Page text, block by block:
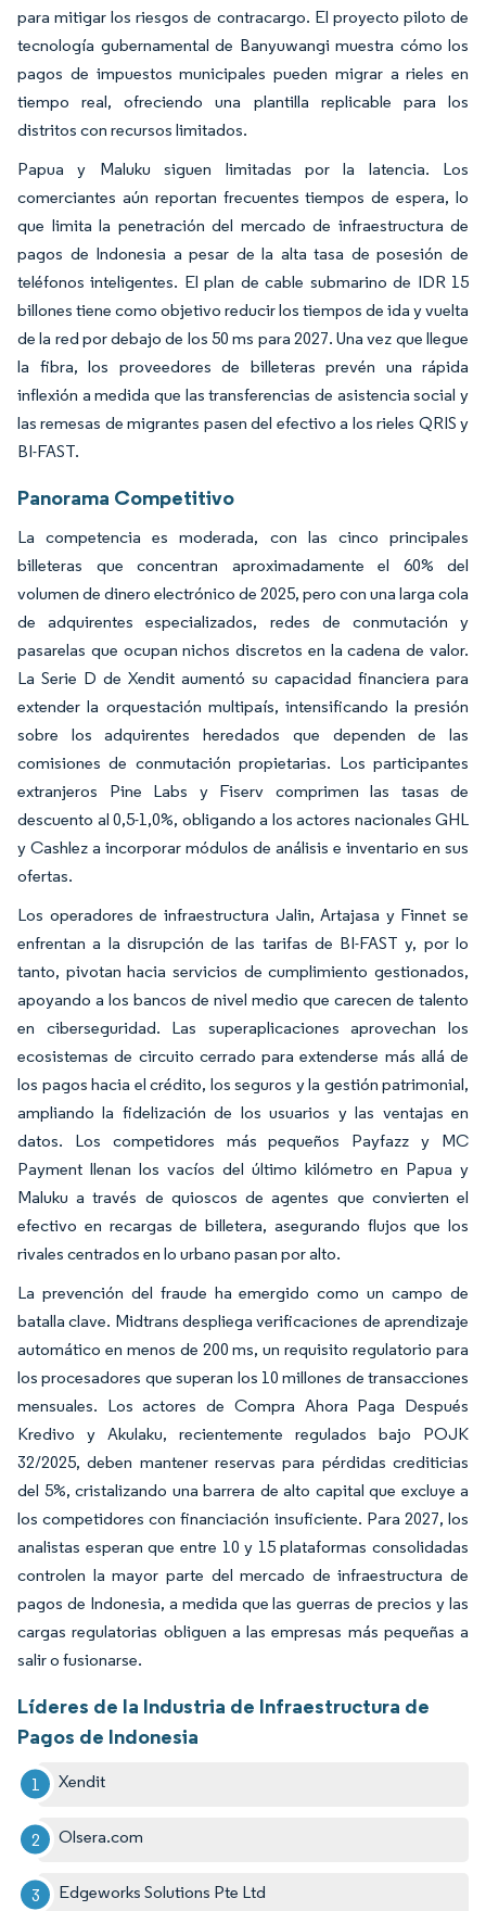
para mitigar los riesgos de contracargo. El proyecto piloto de
tecnología gubernamental de Banyuwangi muestra cómo los
pagos de impuestos municipales pueden migrar a rieles en
tiempo real, ofreciendo una plantilla replicable para los
distritos con recursos limitados.
Papua y Maluku siguen limitadas por la latencia. Los
comerciantes aún reportan frecuentes tiempos de espera, lo
que limita la penetración del mercado de infraestructura de
pagos de Indonesia a pesar de la alta tasa de posesión de
teléfonos inteligentes. El plan de cable submarino de IDR 15
billones tiene como objetivo reducir los tiempos de ida y vuelta
de la red por debajo de los 50 ms para 2027. Una vez que llegue
la fibra, los proveedores de billeteras prevén una rápida
inflexión a medida que las transferencias de asistencia social y
las remesas de migrantes pasen del efectivo a los rieles QRIS y
BI-FAST.
Panorama Competitivo
La competencia es moderada, con las cinco principales
billeteras que concentran aproximadamente el 60% del
volumen de dinero electrónico de 2025, pero con una larga cola
de adquirentes especializados, redes de conmutación y
pasarelas que ocupan nichos discretos en la cadena de valor.
La Serie D de Xendit aumentó su capacidad financiera para
extender la orquestación multipaís, intensificando la presión
sobre los adquirentes heredados que dependen de las
comisiones de conmutación propietarias. Los participantes
extranjeros Pine Labs y Fiserv comprimen las tasas de
descuento al 0,5-1,0%, obligando a los actores nacionales GHL
y Cashlez a incorporar módulos de análisis e inventario en sus
ofertas.
Los operadores de infraestructura Jalin, Artajasa y Finnet se
enfrentan a la disrupción de las tarifas de BI-FAST y, por lo
tanto, pivotan hacia servicios de cumplimiento gestionados,
apoyando a los bancos de nivel medio que carecen de talento
en ciberseguridad. Las superaplicaciones aprovechan los
ecosistemas de circuito cerrado para extenderse más allá de
los pagos hacia el crédito, los seguros y la gestión patrimonial,
ampliando la fidelización de los usuarios y las ventajas en
datos. Los competidores más pequeños Payfazz y MC
Payment llenan los vacíos del último kilómetro en Papua y
Maluku a través de quioscos de agentes que convierten el
efectivo en recargas de billetera, asegurando flujos que los
rivales centrados en lo urbano pasan por alto.
La prevención del fraude ha emergido como un campo de
batalla clave. Midtrans despliega verificaciones de aprendizaje
automático en menos de 200 ms, un requisito regulatorio para
los procesadores que superan los 10 millones de transacciones
mensuales. Los actores de Compra Ahora Paga Después
Kredivo y Akulaku, recientemente regulados bajo POJK
32/2025, deben mantener reservas para pérdidas crediticias
del 5%, cristalizando una barrera de alto capital que excluye a
los competidores con financiación insuficiente. Para 2027, los
analistas esperan que entre 10 y 15 plataformas consolidadas
controlen la mayor parte del mercado de infraestructura de
pagos de Indonesia, a medida que las guerras de precios y las
cargas regulatorias obliguen a las empresas más pequeñas a
salir o fusionarse.
Líderes de la Industria de Infraestructura de
Pagos de Indonesia
Xendit
Olsera.com
Edgeworks Solutions Pte Ltd